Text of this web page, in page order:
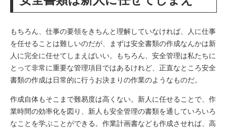
もちろん、仕事の要領をきちんと理解していなければ、人に仕事
を任せることは難しいのだが、まずは安全書類の作成なんかは新
人に完全に任せてしまえばいい。もちろん、安全管理は私たちに
とって非常に重要な管理項目ではあるけれど、正直なところ安全
書類の作成は日常的に行うお決まりの作業のようなものだ。
作成自体もそこまで難易度は高くない。新人に任せることで、作
業時間の効率化を図り、新人も安全管理の書類を通していろいろ
なことを学ぶことができる。作業計画書なども作成させれば、高